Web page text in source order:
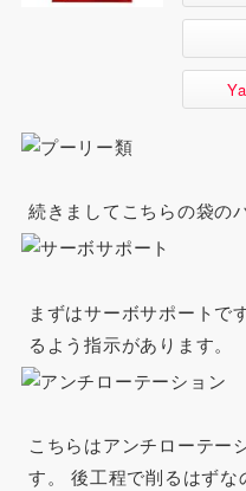
続きましてこちらの袋の
まずはサーボサポートで
るよう指示があります。
こちらはアンチローテー
す。 後工程で削るはず